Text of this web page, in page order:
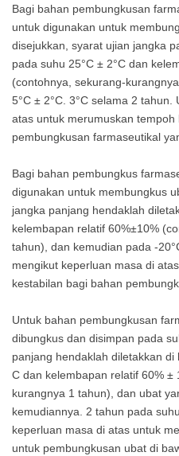
Bagi bahan pembungkusan
untuk digunakan untuk
disejukkan, syarat ujian jangka
pada suhu 25°C ± 2°C dan
(contohnya, sekurang-
5°C ± 2°C. 3°C selama 2
atas untuk merumuskan tempoh
pembungkusan farmaseutikal
Bagi bahan pembungkus
digunakan untuk membungkus
jangka panjang hendaklah
kelembapan relatif 60%±10%
tahun), dan kemudian pada -
mengikut keperluan masa di
kestabilan bagi bahan
Untuk bahan pembungkusan
dibungkus dan disimpan pada
panjang hendaklah diletakkan di
C dan kelembapan relatif 60% ±
kurangnya 1 tahun), dan ubat
kemudiannya. 2 tahun pada
keperluan masa di atas untuk
untuk pembungkusan ubat di